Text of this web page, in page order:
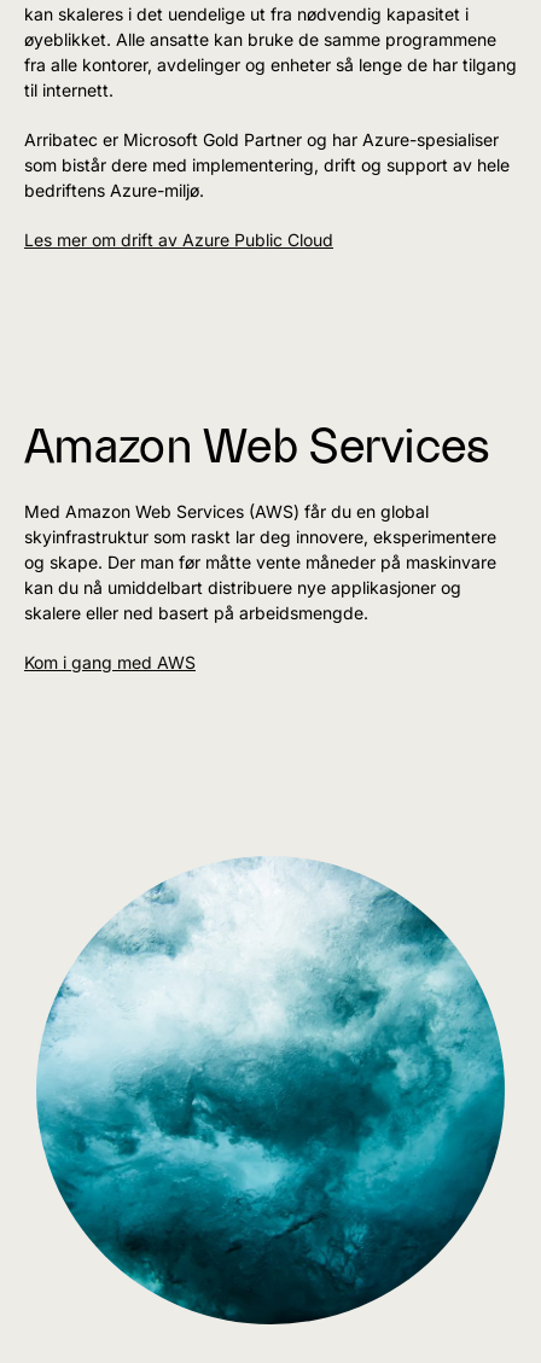
kan skaleres i det uendelige ut fra nødvendig kapasitet i
øyeblikket. Alle ansatte kan bruke de samme programmene
fra alle kontorer, avdelinger og enheter så lenge de har tilgang
til internett.
Arribatec er Microsoft Gold Partner og har Azure-spesialiser
som bistår dere med implementering, drift og support av hele
bedriftens Azure-miljø.
Les mer om drift av Azure Public Cloud
Amazon Web Services
Med Amazon Web Services (AWS) får du en global
skyinfrastruktur som raskt lar deg innovere, eksperimentere
og skape. Der man før måtte vente måneder på maskinvare
kan du nå umiddelbart distribuere nye applikasjoner og
skalere eller ned basert på arbeidsmengde.
Kom i gang med AWS